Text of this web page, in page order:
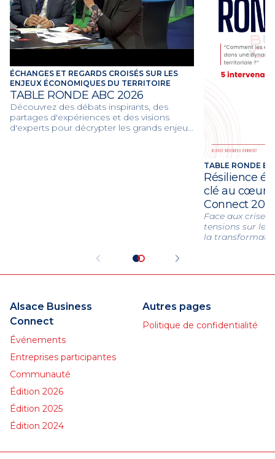
ÉCHANGES ET REGARDS CROISÉS SUR LES
ENJEUX ÉCONOMIQUES DU TERRITOIRE
TABLE RONDE ABC 2026
Découvrez des débats inspirants, des
partages d'expériences et des visions
d'experts pour décrypter les grands enjeux
TABLE RONDE
Résilience
clé au cœur
Connect
Face aux crises
tensions sur les
la
Alsace Business
Connect
Événements
Entreprises participantes
Communauté
Édition 2026
Édition 2025
Édition 2024
Autres pages
Politique de confidentialité